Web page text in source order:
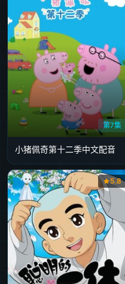
第7集
小猪佩奇第十二季中文配音
5.8